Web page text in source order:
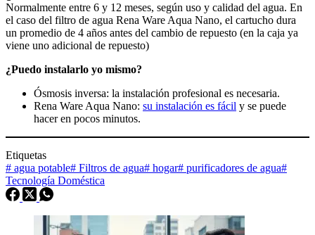
Normalmente entre 6 y 12 meses, según uso y calidad del agua. En
el caso del filtro de agua Rena Ware Aqua Nano, el cartucho dura
un promedio de 4 años antes del cambio de repuesto (en la caja ya
viene uno adicional de repuesto)
¿Puedo instalarlo yo mismo?
Ósmosis inversa: la instalación profesional es necesaria.
Rena Ware Aqua Nano: su instalación es fácil y se puede
hacer en pocos minutos.
Etiquetas
# agua potable# Filtros de agua# hogar# purificadores de agua#
Tecnología Doméstica